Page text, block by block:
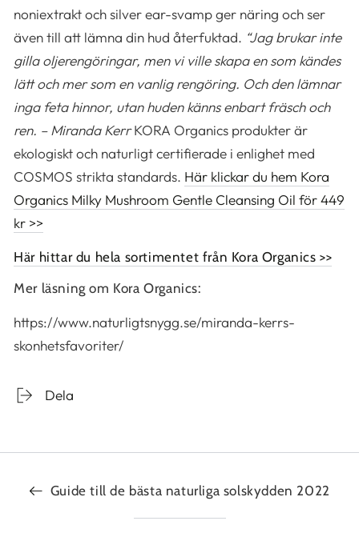
noniextrakt och silver ear-svamp ger näring och ser
även till att lämna din hud återfuktad. “Jag brukar inte
gilla oljerengöringar, men vi ville skapa en som kändes
lätt och mer som en vanlig rengöring. Och den lämnar
inga feta hinnor, utan huden känns enbart fräsch och
ren. – Miranda KerrKORA Organics produkter är
ekologiskt och naturligt certifierade i enlighet med
COSMOS strikta standards. Här klickar du hem Kora
Organics Milky Mushroom Gentle Cleansing Oil för 449
kr >>
Här hittar du hela sortimentet från Kora Organics >>
Mer läsning om Kora Organics:
https://www.naturligtsnygg.se/miranda-kerrs-
skonhetsfavoriter/
Dela
Guide till de bästa naturliga solskydden 2022